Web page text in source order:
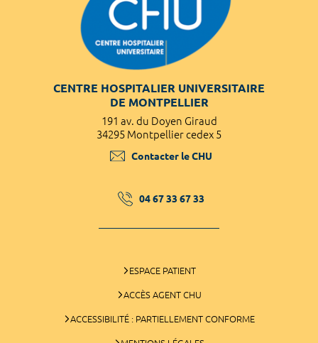
CENTRE HOSPITALIER UNIVERSITAIRE
DE MONTPELLIER
191 av. du Doyen Giraud
34295 Montpellier cedex 5
Contacter le CHU
04 67 33 67 33
ESPACE PATIENT
ACCÈS AGENT CHU
ACCESSIBILITÉ : PARTIELLEMENT CONFORME